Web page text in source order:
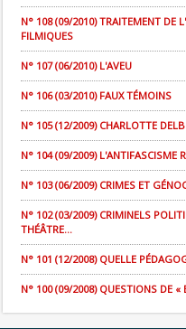
N° 108 (09/2010) TRAITEMENT DE
FILMIQUES
N° 107 (06/2010) L'AVEU
N° 106 (03/2010) FAUX TÉMOINS
N° 105 (12/2009) CHARLOTTE
N° 104 (09/2009) L'ANTIFASCISME
N° 103 (06/2009) CRIMES ET
N° 102 (03/2009) CRIMINELS
THÉÂTRE...
N° 101 (12/2008) QUELLE
N° 100 (09/2008) QUESTIONS DE «